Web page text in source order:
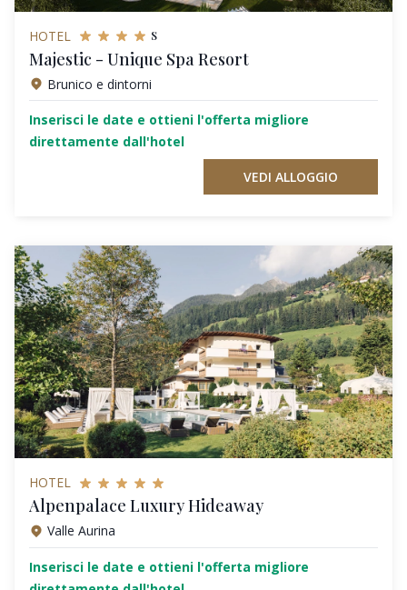
HOTEL s
Majestic - Unique Spa Resort
Brunico e dintorni
Inserisci le date e ottieni l'offerta migliore
direttamente dall'hotel
VEDI ALLOGGIO
HOTEL
Alpenpalace Luxury Hideaway
Valle Aurina
Inserisci le date e ottieni l'offerta migliore